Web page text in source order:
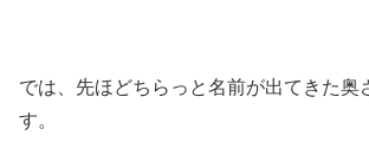
では、先ほどちらっと名前が出てきた奥
す。